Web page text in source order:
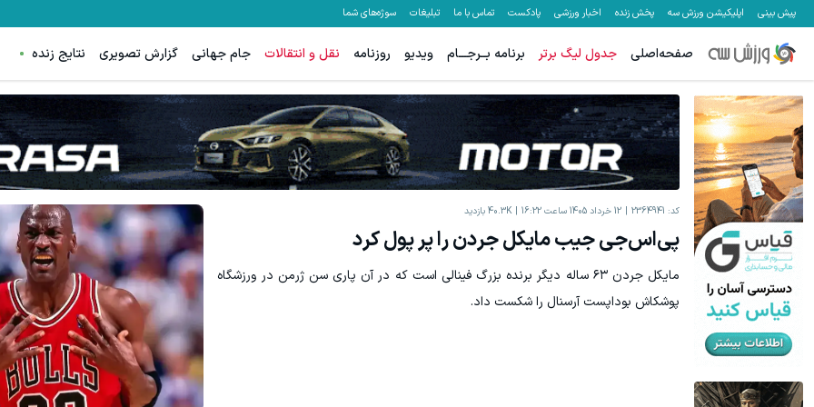
پیش بینی اپلیکیشن ورزش سه پخش زنده اخبار ورزشی پادکست تماس با ما تبلیغات سوژه‌های شما
صفحه‌اصلی جدول لیگ برتر برنامه بــرجـــام ویدیو روزنامه نقل و انتقالات جام جهانی گزارش تصویری نتایج زنده
کد: 2364941 12 خرداد 1405 ساعت 16:22 40.3K بازدید
پی‌اس‌جی جیب مایکل جردن را پر پول کرد
مایکل جردن ۶۳ ساله دیگر برنده بزرگ فینالی است که در آن پاری سن ژرمن در ورزشگاه
پوشکاش بوداپست آرسنال را شکست داد.
معاملات فارکس اسپرد از صفر و تا ۵۰۰ دلار بونوس
ثبت نام کنید
هنوز 50 تتر رو دریافت نکردی؟ | رایگان ثبت نام کن و رایگان شروع کن! میدونستی میتونی از بالا رفتن
ثبت نام کنید